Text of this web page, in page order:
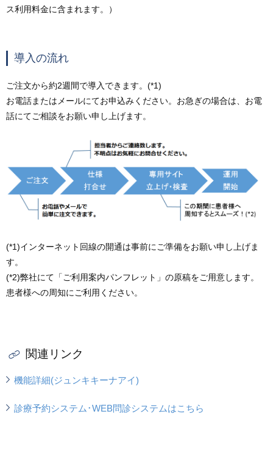
ス利用料金に含まれます。）
導入の流れ
ご注文から約2週間で導入できます。(*1)
お電話またはメールにてお申込みください。お急ぎの場合は、お電
話にてご相談をお願い申し上げます。
(*1)インターネット回線の開通は事前にご準備をお願い申し上げま
す。
(*2)弊社にて「ご利用案内パンフレット」の原稿をご用意します。
患者様への周知にご利用ください。
関連リンク
機能詳細(ジュンキキーナアイ)
診療予約システム･WEB問診システムはこちら